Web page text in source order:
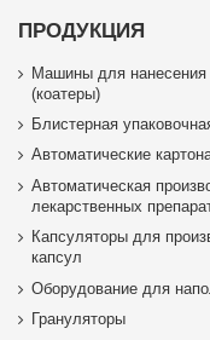
ПРОДУКЦИЯ
Машины для нанесения
(коатеры)
Блистерная
Автоматические
Автоматическая
лекарственных
Капсуляторы для
капсул
Оборудование для
Грануляторы